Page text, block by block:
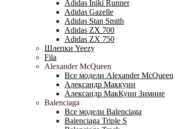
Adidas Iniki Runner
Adidas Gazelle
Adidas Stan Smith
Adidas ZX 700
Adidas ZX 750
Шлепки Yeezy
Fila
Alexander McQueen
Все модели Alexander McQueen
Александр Маккуин
Александр МакКуин Зимние
Balenciaga
Все модели Balenciaga
Balenciaga Triple S